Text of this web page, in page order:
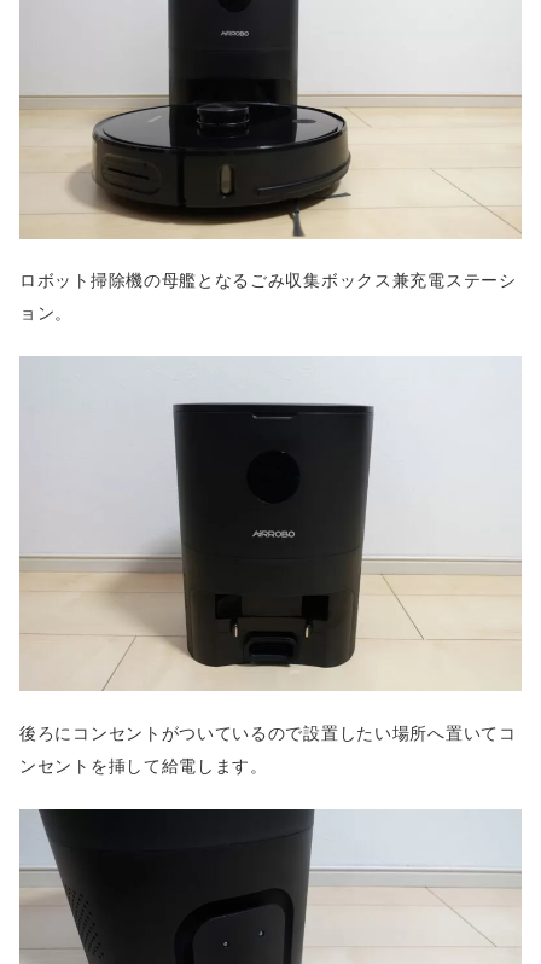
ロボット掃除機の母艦となるごみ収集ボックス兼充電ステーシ
ョン。
後ろにコンセントがついているので設置したい場所へ置いてコ
ンセントを挿して給電します。